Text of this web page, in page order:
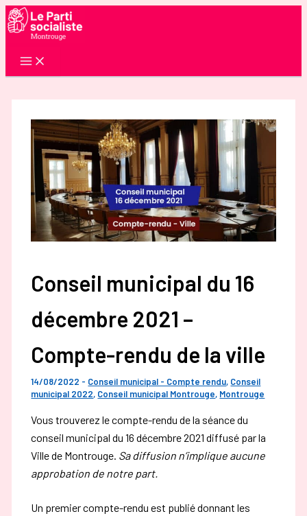
Aller
au
Conseil municipal du 16
décembre 2021 –
Compte-rendu de la ville
14/08/2022 - Conseil municipal - Compte rendu, Conseil
municipal 2022, Conseil municipal Montrouge, Montrouge
Vous trouverez le compte-rendu de la séance du
conseil municipal du 16 décembre 2021 diffusé par la
Ville de Montrouge. Sa diffusion n’implique aucune
approbation de notre part.
Un premier compte-rendu est publié donnant les